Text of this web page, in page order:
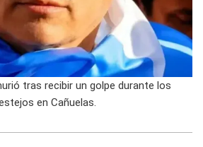
tras recibir un golpe durante los
en Cañuelas.